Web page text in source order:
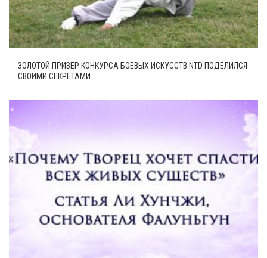
ЗОЛОТОЙ ПРИЗЁР КОНКУРСА БОЕВЫХ ИСКУССТВ NTD ПОДЕЛИЛСЯ
СВОИМИ СЕКРЕТАМИ